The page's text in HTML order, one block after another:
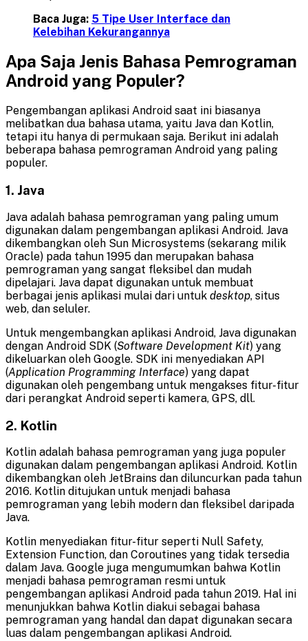
Baca Juga: 5 Tipe User Interface dan
Kelebihan Kekurangannya
Apa Saja Jenis Bahasa Pemrograman
Android yang Populer?
Pengembangan aplikasi Android saat ini biasanya
melibatkan dua bahasa utama, yaitu Java dan Kotlin,
tetapi itu hanya di permukaan saja. Berikut ini adalah
beberapa bahasa pemrograman Android yang paling
populer.
1. Java
Java adalah bahasa pemrograman yang paling umum
digunakan dalam pengembangan aplikasi Android. Java
dikembangkan oleh Sun Microsystems (sekarang milik
Oracle) pada tahun 1995 dan merupakan bahasa
pemrograman yang sangat fleksibel dan mudah
dipelajari. Java dapat digunakan untuk membuat
berbagai jenis aplikasi mulai dari untuk desktop, situs
web, dan seluler.
Untuk mengembangkan aplikasi Android, Java digunakan
dengan Android SDK (Software Development Kit) yang
dikeluarkan oleh Google. SDK ini menyediakan API
(Application Programming Interface) yang dapat
digunakan oleh pengembang untuk mengakses fitur-fitur
dari perangkat Android seperti kamera, GPS, dll.
2. Kotlin
Kotlin adalah bahasa pemrograman yang juga populer
digunakan dalam pengembangan aplikasi Android. Kotlin
dikembangkan oleh JetBrains dan diluncurkan pada tahun
2016. Kotlin ditujukan untuk menjadi bahasa
pemrograman yang lebih modern dan fleksibel daripada
Java.
Kotlin menyediakan fitur-fitur seperti Null Safety,
Extension Function, dan Coroutines yang tidak tersedia
dalam Java. Google juga mengumumkan bahwa Kotlin
menjadi bahasa pemrograman resmi untuk
pengembangan aplikasi Android pada tahun 2019. Hal ini
menunjukkan bahwa Kotlin diakui sebagai bahasa
pemrograman yang handal dan dapat digunakan secara
luas dalam pengembangan aplikasi Android.